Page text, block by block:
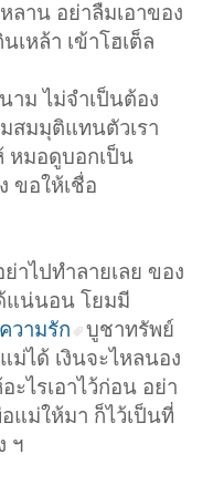
ลาน อย่าลืมเอาของ
หล้า เข้าโฮเต็ล
าม ไม่จำเป็นต้อง
สมมุติแทนตัวเรา
หมอดูบอกเป็น
ขอให้เชื่อ
าไปทำลายเลย ของ
แน่นอน โยมมี
ความรัก
บูชาทรัพย์
ม่ได้ เงินจะไหลนอง
ะไรเอาไว้ก่อน อย่า
แม่ให้มา ก็ไว้เป็นที่
ฯ